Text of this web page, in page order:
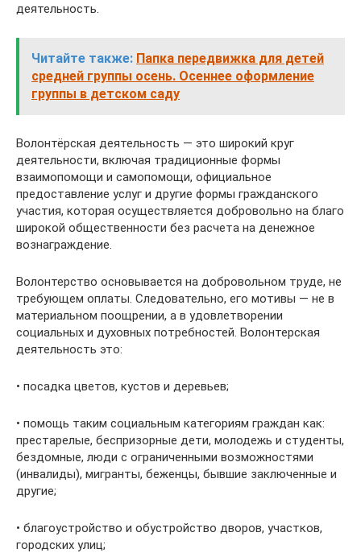
деятельность.
Читайте также: Папка передвижка для детей
средней группы осень. Осеннее оформление
группы в детском саду
Волонтёрская деятельность — это широкий круг
деятельности, включая традиционные формы
взаимопомощи и самопомощи, официальное
предоставление услуг и другие формы гражданского
участия, которая осуществляется добровольно на благо
широкой общественности без расчета на денежное
вознаграждение.
Волонтерство основывается на добровольном труде, не
требующем оплаты. Следовательно, его мотивы — не в
материальном поощрении, а в удовлетворении
социальных и духовных потребностей. Волонтерская
деятельность это:
• посадка цветов, кустов и деревьев;
• помощь таким социальным категориям граждан как:
престарелые, беспризорные дети, молодежь и студенты,
бездомные, люди с ограниченными возможностями
(инвалиды), мигранты, беженцы, бывшие заключенные и
другие;
• благоустройство и обустройство дворов, участков,
городских улиц;